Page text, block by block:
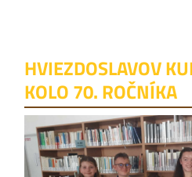
HVIEZDOSLAVOV
KOLO 70. ROČNÍKA